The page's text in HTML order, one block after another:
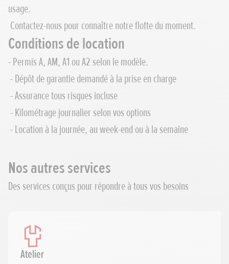
usage.
Contactez-nous pour connaître notre flotte du moment.
Conditions de location
- Permis A, AM, A1 ou A2 selon le modèle.
- Dépôt de garantie demandé à la prise en charge
- Assurance tous risques incluse
- Kilométrage journalier selon vos options
- Location à la journée, au week-end ou à la semaine
Nos autres services
Des services conçus pour répondre à tous vos besoins
Atelier